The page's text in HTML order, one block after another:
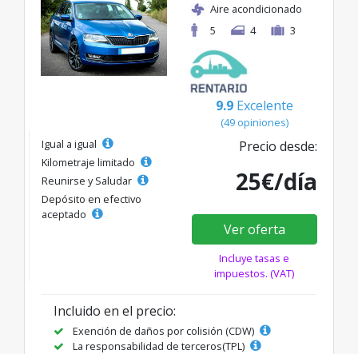
Aire acondicionado
5
4 3
9.9 Excelente
(49 opiniones)
Igual a igual
Kilometraje limitado
Reunirse y Saludar
Depósito en efectivo
aceptado
Precio desde:
25€/día
Ver oferta
Incluye tasas e
impuestos. (VAT)
Incluido en el precio:
Exención de daños por colisión (CDW)
La responsabilidad de terceros(TPL)